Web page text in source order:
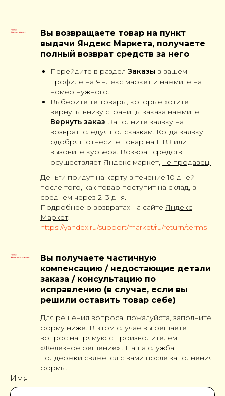
Вы возвращаете товар на пункт
выдачи Яндекс Маркета, получаете
полный возврат средств за него
Перейдите в раздел Заказы в вашем
профиле на Яндекс маркет и нажмите на
номер нужного.
Выберите те товары, которые хотите
вернуть, внизу страницы заказа нажмите
Вернуть заказ . Заполните заявку на
возврат, следуя подсказкам. Когда заявку
одобрят, отнесите товар на ПВЗ или
вызовите курьера. Возврат средств
осуществляет Яндекс маркет, не продавец.
Деньги придут на карту в течение 10 дней
после того, как товар поступит на склад, в
среднем через 2–3 дня.
Подробнее о возвратах на сайте Яндекс
Маркет:
https://yandex.ru/support/market/ru/return/terms
Вы получаете частичную
компенсацию / недостающие детали
заказа / консультацию по
исправлению (в случае, если вы
решили оставить товар себе)
Для решения вопроса, пожалуйста, заполните
форму ниже. В этом случае вы решаете
вопрос напрямую с производителем
«Железное решение» . Наша служба
поддержки свяжется с вами после заполнения
формы.
Имя